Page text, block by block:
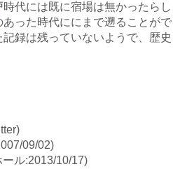
代には既に宿場は無かったらし
あった時代ににまで遡ることがで
録は残っていないようで、歴史
09/02)
ル:2013/10/17)